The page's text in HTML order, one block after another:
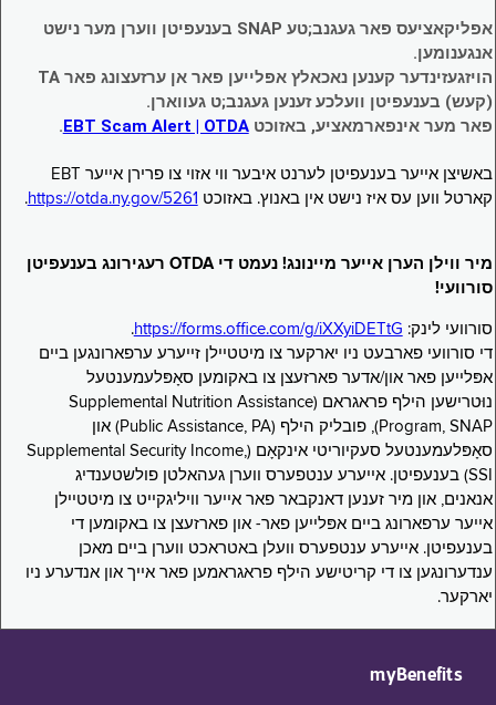
אפליקאציעס פאר געגנב;טע SNAP בענעפיטן ווערן מער נישט
אנגענומען.
הויזגעזינדער קענען נאכאלץ אפּלייען פאר אן ערזעצונג פאר TA
(קעש) בענעפיטן וועלכע זענען געגנב;ט געווארן.
פאר מער אינפארמאציע, באזוכטEBT Scam Alert | OTDA
.
באשיצן אייער בענעפיטן לערנט איבער ווי אזוי צו פרירן אייער EBT
קארטל ווען עס איז נישט אין באנוץ. באזוכט https://otda.ny.gov/5261
.
מיר ווילן הערן אייער מיינונג! נעמט די OTDA רעגירונג בענעפיטן
סורוועי!
סורוועי לינק: https://forms.office.com/g/iXXyiDETtG
.
די סורוועי פארבעט ניו יארקער צו מיטטיילן זייערע ערפארונגען ביים
אפּלייען פאר און/אדער פארזעצן צו באקומען סאָפּלעמענטעל
נוּטרישען הילף פראגראם (Supplemental Nutrition Assistance
Program, SNAP), פובליק הילף (Public Assistance, PA) און
סאָפּלעמענטעל סעקיוריטי אינקאָם (Supplemental Security Income,
SSI) בענעפיטן. אייערע ענטפערס ווערן געהאלטן פולשטענדיג
אנאנים, און מיר זענען דאנקבאר פאר אייער וויליגקייט צו מיטטיילן
אייער ערפארונג ביים אפּלייען פאר- און פארזעצן צו באקומען די
בענעפיטן. אייערע ענטפערס וועלן באטראכט ווערן ביים מאכן
ענדערונגען צו די קריטישע הילף פראגראמען פאר אייך און אנדערע ניו
יארקער.
myBenefits